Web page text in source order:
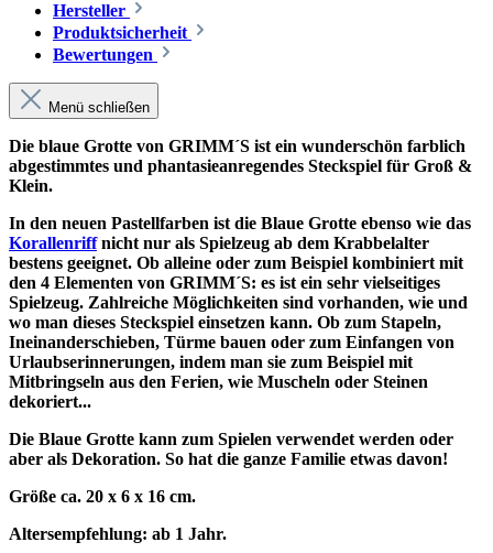
Hersteller
Produktsicherheit
Bewertungen
Menü schließen
Die blaue Grotte von GRIMM´S ist ein wunderschön farblich
abgestimmtes und phantasieanregendes Steckspiel für Groß &
Klein.
In den neuen Pastellfarben ist die Blaue Grotte ebenso wie das
Korallenriffnicht nur als Spielzeug ab dem Krabbelalter
bestens geeignet. Ob alleine oder zum Beispiel kombiniert mit
den 4 Elementen von GRIMM´S: es ist ein sehr vielseitiges
Spielzeug. Zahlreiche Möglichkeiten sind vorhanden, wie und
wo man dieses Steckspiel einsetzen kann. Ob zum Stapeln,
Ineinanderschieben, Türme bauen oder zum Einfangen von
Urlaubserinnerungen, indem man sie zum Beispiel mit
Mitbringseln aus den Ferien, wie Muscheln oder Steinen
dekoriert...
Die Blaue Grotte kann zum Spielen verwendet werden oder
aber als Dekoration. So hat die ganze Familie etwas davon!
Größe ca. 20 x 6 x 16 cm.
Altersempfehlung: ab 1 Jahr.